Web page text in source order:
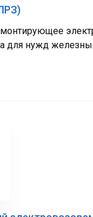
для нужд